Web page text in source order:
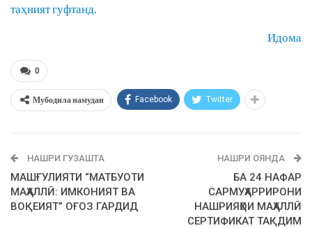
таҳният гуфтанд.
Идома
0
Мубодила намудан Facebook Twitter
НАШРИ ГУЗАШТА
МАШҒУЛИЯТИ “МАТБУОТИ
МАҲАЛЛӢ: ИМКОНИЯТ ВА
ВОҚЕИЯТ” ОҒОЗ ГАРДИД
НАШРИ ОЯНДА
БА 24 НАФАР
САРМУҲАРРИРОНИ
НАШРИЯҲОИ МАҲАЛЛӢ
СЕРТИФИКАТ ТАҚДИМ